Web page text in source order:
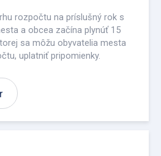
rozpočtu na príslušný rok s
a obcea začína plynúť 15
sa môžu obyvatelia mesta
uplatniť pripomienky.